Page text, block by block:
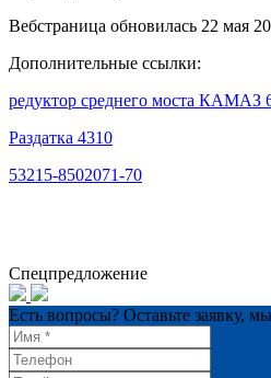
Вебстраница обновилась 22 мая
Дополнительные ссылки:
редуктор среднего моста КАМАЗ
Раздатка 4310
53215-8502071-70
Спецпредложение
Есть вопросы? Оставьте заявку,